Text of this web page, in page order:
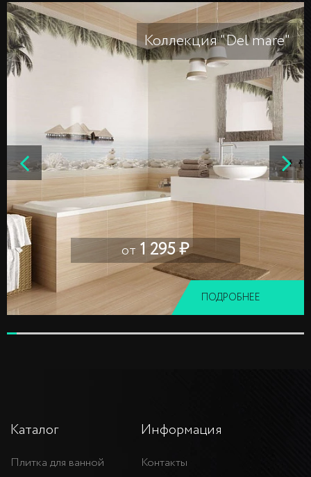
Коллекция "Del mare"
от 1 295 ₽
ПОДРОБНЕЕ
Каталог
Плитка для ванной
Информация
Контакты